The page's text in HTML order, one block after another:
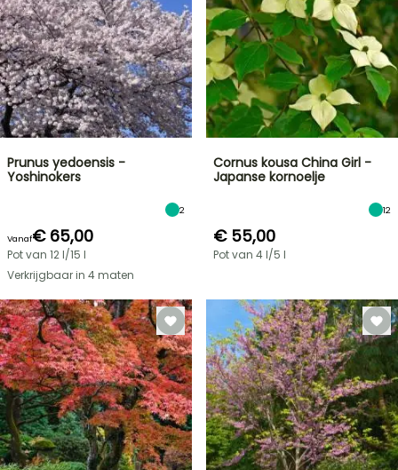
Prunus yedoensis -
Yoshinokers
2
Vanaf€ 65,00
Pot van 12 l/15 l
Verkrijgbaar in 4 maten
Cornus kousa China Girl -
Japanse kornoelje
12
€ 55,00
Pot van 4 l/5 l